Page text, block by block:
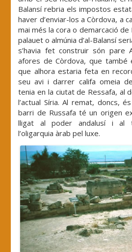
Balansí rebria els impostos
haver d’enviar-los a Còrdova, a
mai més la cora o demarcació de
palauet o almúnia d’al-Balansí
s’havia fet construir són pare
afores de Còrdova, que també
que alhora estaria feta en
seu avi i darrer califa omeia
tenia en la ciutat de Ressafa, al
l’actual Síria. Al remat, doncs,
barri de Russafa té un origen
lligat al poder andalusí i al
l’oligarquia àrab pel luxe.